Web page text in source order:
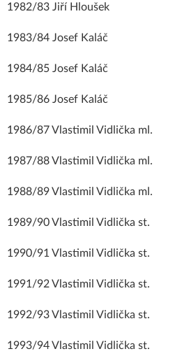
1982/83 Jiří Hloušek
1983/84 Josef Kaláč
1984/85 Josef Kaláč
1985/86 Josef Kaláč
1986/87 Vlastimil Vidlička ml.
1987/88 Vlastimil Vidlička ml.
1988/89 Vlastimil Vidlička ml.
1989/90 Vlastimil Vidlička st.
1990/91 Vlastimil Vidlička st.
1991/92 Vlastimil Vidlička st.
1992/93 Vlastimil Vidlička st.
1993/94 Vlastimil Vidlička st.